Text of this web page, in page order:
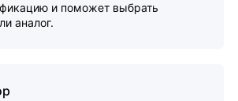
и поможет выбрать
аналог.